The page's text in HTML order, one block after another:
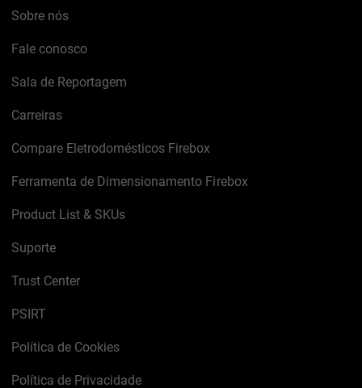
Sobre nós
Fale conosco
Sala de Reportagem
Carreiras
Compare Eletrodomésticos Firebox
Ferramenta de Dimensionamento Firebox
Product List & SKUs
Suporte
Trust Center
PSIRT
Política de Cookies
Política de Privacidade